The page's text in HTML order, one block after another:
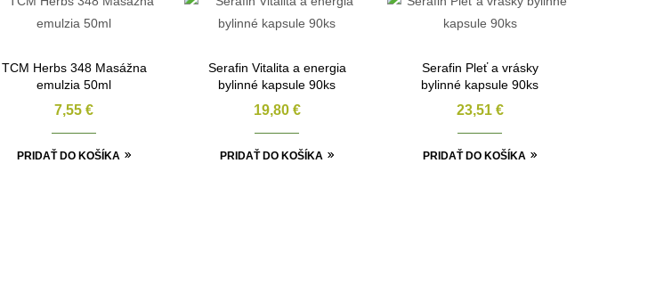
TCM Herbs 348 Masážna
emulzia 50ml
7,55 €
PRIDAŤ DO KOŠÍKA
Serafin Vitalita a energia
bylinné kapsule 90ks
19,80 €
PRIDAŤ DO KOŠÍKA
Serafin Pleť a vrásky
bylinné kapsule 90ks
23,51 €
PRIDAŤ DO KOŠÍKA